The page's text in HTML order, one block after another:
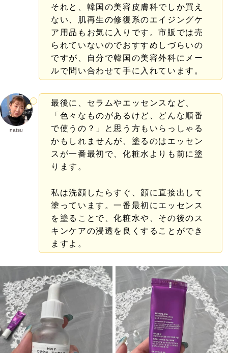
それと、韓国の美容皮膚科でしか買え
ない、肌再生の修復系のエイジングケ
ア用品もお気に入りです。市販では売
られていないのでおすすめしづらいの
ですが、自分で韓国の美容外科にメー
ルで問い合わせて手に入れています。
natsu
最後に、セラムやエッセンスなど、
「色々なものがあるけど、どんな順番
で使うの？」と思う方もいらっしゃる
かもしれませんが、塗るのはエッセン
スが一番最初で、化粧水よりも前に塗
ります。
私は洗顔したらすぐ、顔に直接出して
塗っています。一番最初にエッセンス
を塗ることで、化粧水や、その後のス
キンケアの浸透を良くすることができ
ますよ。